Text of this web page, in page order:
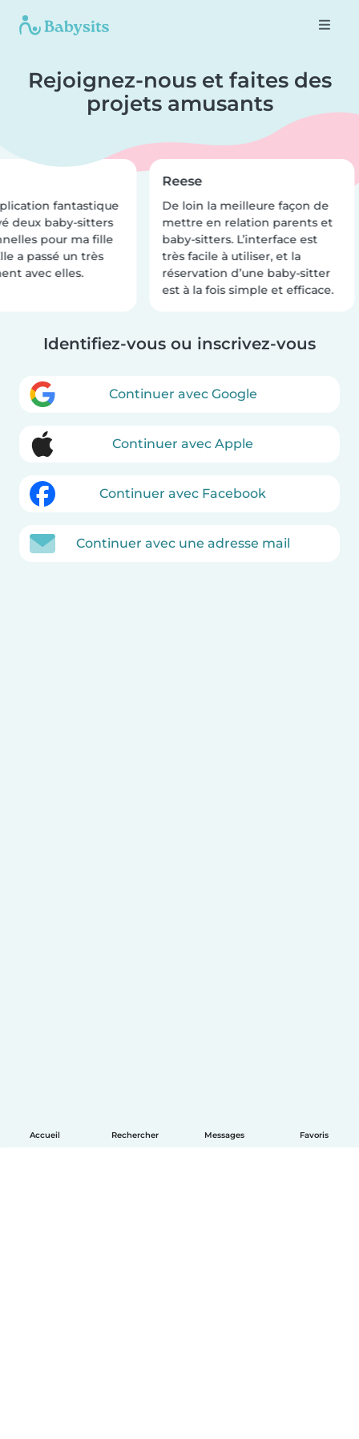
Accueil Rechercher Messages Favoris
Rejoignez-nous et faites des
projets amusants
fantastique
deux baby-sitters
pour ma fille
a passé un très
avec elles.
Reese
De loin la meilleure façon de
mettre en relation parents et
baby-sitters. L’interface est
très facile à utiliser, et la
réservation d’une baby-sitter
est à la fois simple et efficace.
Identifiez-vous ou inscrivez-vous
Continuer avec Google
Continuer avec Apple
Continuer avec Facebook
Continuer avec une adresse mail